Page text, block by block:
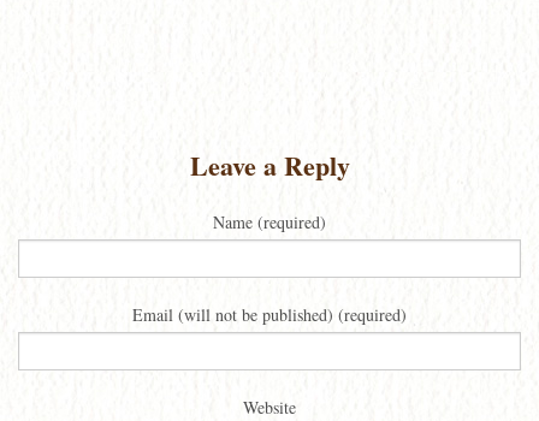
Leave a Reply
Name (required)
Email (will not be published) (required)
Website